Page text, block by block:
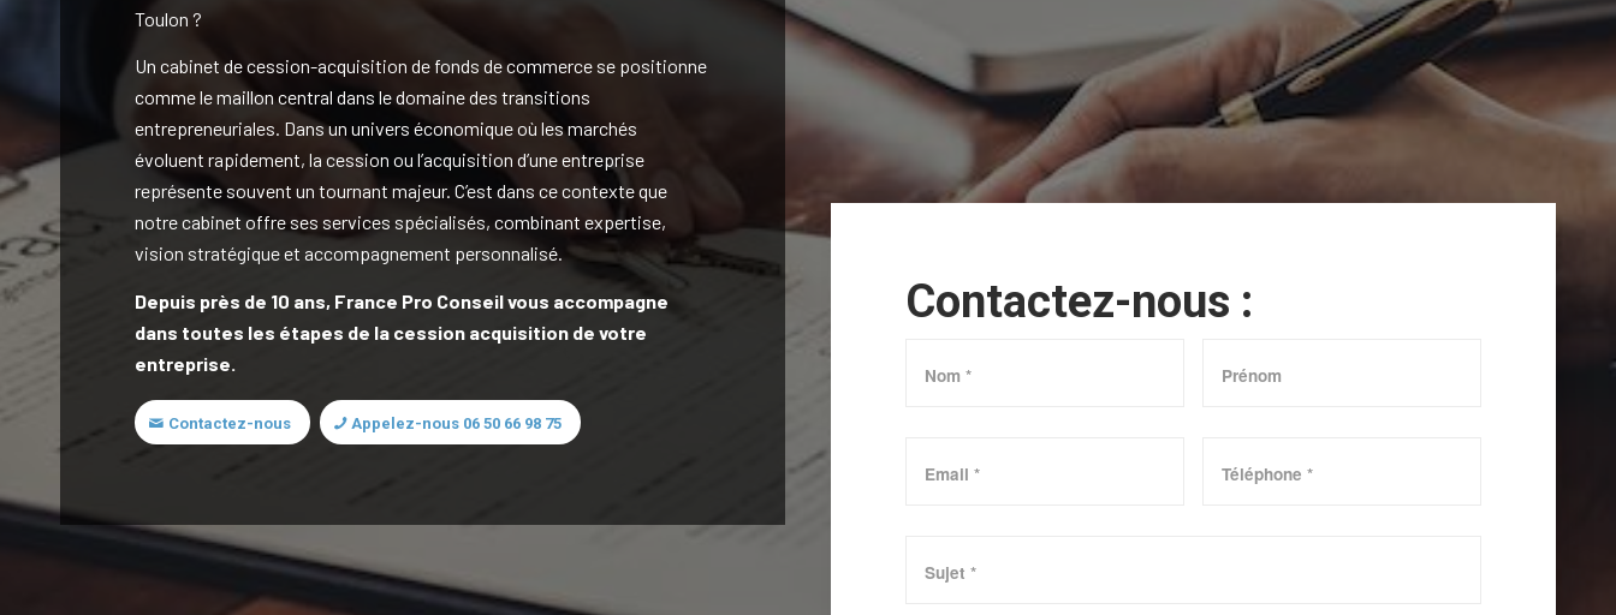
Toulon ?
Un cabinet de cession-acquisition de fonds de commerce se positionne
comme le maillon central dans le domaine des transitions
entrepreneuriales. Dans un univers économique où les marchés
évoluent rapidement, la cession ou l’acquisition d’une entreprise
représente souvent un tournant majeur. C’est dans ce contexte que
notre cabinet offre ses services spécialisés, combinant expertise,
vision stratégique et accompagnement personnalisé.
Depuis près de 10 ans, France Pro Conseil vous accompagne
dans toutes les étapes de la cession acquisition de votre
entreprise.
Contactez-nous Appelez-nous 06 50 66 98 75
Contactez-nous :